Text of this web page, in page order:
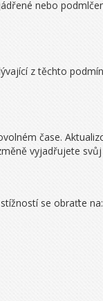
nebo
z těchto
čase.
vyjadřujete
se obraťte na: